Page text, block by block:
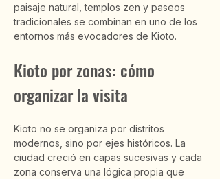
paisaje natural, templos zen y paseos
tradicionales se combinan en uno de los
entornos más evocadores de Kioto.
Kioto por zonas: cómo
organizar la visita
Kioto no se organiza por distritos
modernos, sino por ejes históricos. La
ciudad creció en capas sucesivas y cada
zona conserva una lógica propia que